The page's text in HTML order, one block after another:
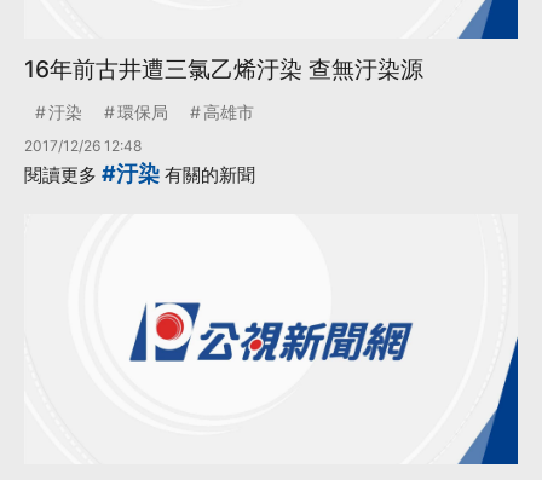
16年前古井遭三氯乙烯汙染 查無汙染源
汙染 環保局 高雄市
2017/12/26 12:48
閱讀更多 #汙染 有關的新聞